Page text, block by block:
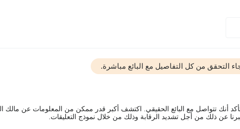
التحقق من كل التفاصيل مع البائع مباشرة.
أنك تتواصل مع البائع الحقيقي. اكتشف أكبر قدر ممكن من المعلومات عن
عن ذلك من أجل تشديد الرقابة وذلك من خلال نموذج التعليقات.